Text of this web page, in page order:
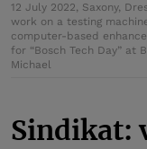
12 July 2022, Saxony,
work on a testing
computer-based
for “Bosch Tech Day” at
Michael
Sindikat: